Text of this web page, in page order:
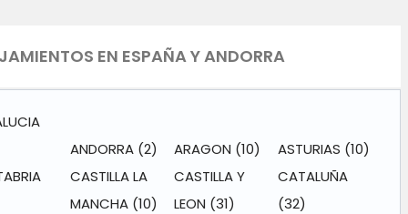
EN ESPAÑA Y ANDORRA
ANDORRA (2) ARAGON (10) ASTURIAS (10)
CASTILLA LA
MANCHA (10)
CASTILLA Y
LEON (31)
CATALUÑA
(32)